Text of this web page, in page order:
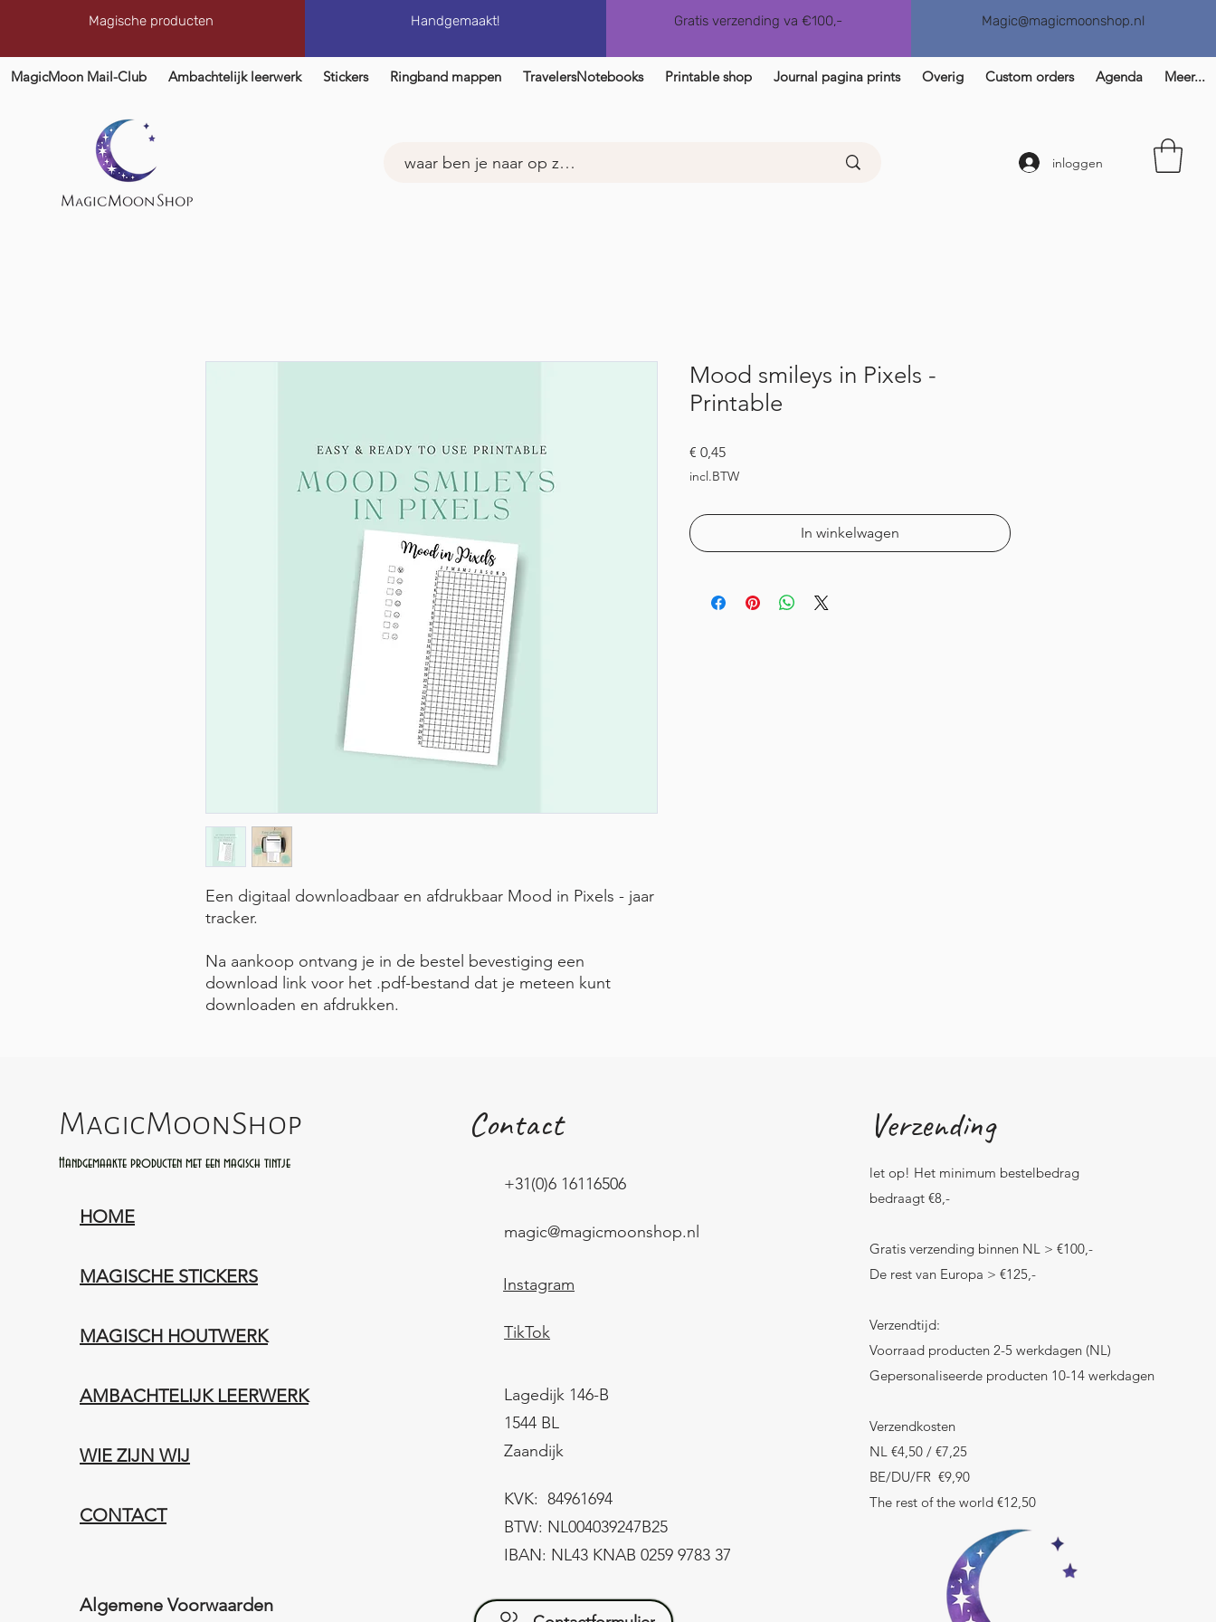
Magische producten Handgemaakt! Gratis verzending va €100,- Magic@magicmoonshop.nl
MagicMoon Mail-Club Ambachtelijk leerwerk Stickers Ringband mappen TravelersNotebooks Printable shop Journal pagina prints Overig Custom orders Agenda Meer...
inloggen
Een digitaal downloadbaar en afdrukbaar Mood in Pixels - jaar
tracker.
Na aankoop ontvang je in de bestel bevestiging een
download link voor het .pdf-bestand dat je meteen kunt
downloaden en afdrukken.
Mood smileys in Pixels -
Printable
€ 0,45Prijs
incl.BTW
In winkelwagen
MagicMoonShop
Handgemaakte producten met een magisch tintje
HOME
MAGISCHE STICKERS
MAGISCH HOUTWERK
AMBACHTELIJK LEERWERK​
WIE ZIJN WIJ​​
CONTACT
Algemene Voorwaarden
Contact
+31(0)6 16116506
magic@magicmoonshop.nl
Instagram
TikTok
Lagedijk 146-B
1544 BL
Zaandijk
KVK: 84961694
BTW: NL004039247B25
IBAN: NL43 KNAB 0259 9783 37
Verzending
let op! Het minimum bestelbedrag
bedraagt €8,-
Gratis verzending binnen NL > €100,-
De rest van Europa > €125,-
Verzendtijd:
Voorraad producten 2-5 werkdagen (NL)
Gepersonaliseerde producten 10-14 werkdagen
Verzendkosten
NL €4,50 / €7,25
BE/DU/FR €9,90
The rest of the world €12,50